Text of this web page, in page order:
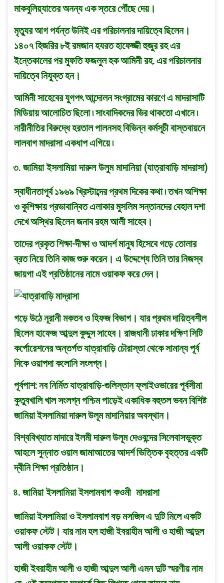
মাকবুলিয়্যাতের অনন্য এক স্তরে পৌঁছে দেয়।
মৃত্যুর আগ পর্যন্ত উনিই এর পরিচালনার দায়িত্বে ছিলেন।
১৪০৭ হিজরির ৮ই রমজান হযরত হাফেজ্জী হুজুর রহ এর
ইন্তেকালের পর মুফতি ফজলুল হক আমিনী রহ. এর পরিচালনার
দায়িত্বে নিযুক্ত হন।
আমিনী সাহেবের যুগপৎ আন্দোলন সংগ্রামের কারণে এ মাদরাসাটি
মিডিয়ায় আলোচিত ছিলো ৷ সাংবাদিকদের ভির থাকতো এখানে ৷
নারীনীতির বিরুদ্ধে হরতাল পালনসহ বিভিন্ন কর্মসূচী বাস্তবায়নে
লালবাগ মাদরাসা একধাপ এগিয়ে ৷
৩. জামিয়া ইসলামিয়া দারুল উলুম মাদানিয়া (যাত্রাবাড়ি মাদরাসা)
স্বাধীনতাপূর্ব ১৯৬৯ খ্রিস্টাব্দের প্রথম দিকের কথা ৷ তখন অশিক্ষা
ও কুশিক্ষায় প্রভাবান্বিত এলাকার মুসলিম সন্তানদের বেহাল দশা
দেখে অস্থির ছিলেন জনাব রহম আলী সাহেব।
তাদের প্রকৃত শিক্ষা-দীক্ষা ও আদর্শ মানুষ হিসেবে গড়ে তোলার
ব্রত নিয়ে তিনি কাজ শুরু করেন। এ উদ্দেশ্যে তিনি তার নিজস্ব
জায়গা এই প্রতিষ্ঠানের নামে ওয়াকফ করে দেন।
গড়ে উঠে নূরানী মকতব ও হিফজ বিভাগ। যার প্রথম দায়িত্বশীল
ছিলেন হাফেজ আব্দুল কুদ্দুস সাহেব। রাজধানী ঢাকার দক্ষিণ সিটি
কর্পোরেশনের অন্তর্গত যাত্রাবাড়ি চৌরাস্তা থেকে সামান্য পূর্ব
দিকে ওয়াপদা কলোনি সংলগ্ন।
পূর্বপাশ: নব নির্মিত যাত্রাবাড়ি-গুলিস্তান ফ্লাইওভারের পূর্বসীমা
কুতুবখালি খাল সংলগ্ন পশ্চিম পাড়েই একাধিক বহুতল ভবন বিশিষ্ট
জামিয়া ইসলামিয়া দারুল উলূম মাদানিয়ার অবস্থান।
বিশ্ববিখ্যাত মাদারে ইলমী দারুল উলূম দেওবন্দের সিলেবাসভুক্ত
আহলে সুন্নাত ওয়াল জামাআতের আদর্শ ভিত্তিক বৃহত্তর একটি
দ্বীনি শিক্ষা প্রতিষ্ঠান।
৪. জামিয়া ইসলামিয়া ইসলামবাগ কওমী মাদরাসা
জামিয়া ইসলামিয়া ও ইসলামবাগ বড় মসজিদ এ দুটি মিলে একটি
ওয়াকফ স্টেট। যার নাম হল হাজী ইবরাহীম আলী ও হাজী আব্দুল
আলী ওয়াকফ স্টেট।
হাজী ইবরাহীম আলী ও হাজী আব্দুল আলী এমন দুটি স্মরণীয় নাম